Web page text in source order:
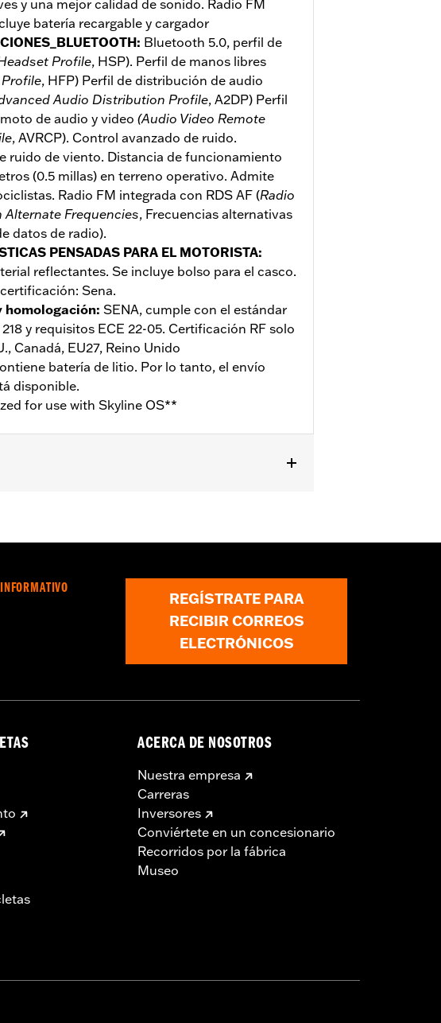
y una mejor calidad de sonido. Radio FM
batería recargable y cargador
: Bluetooth 5.0, perfil de
Profile, HSP). Perfil de manos libres
, HFP) Perfil de distribución de audio
Audio Distribution Profile, A2DP) Perfil
de audio y video (Audio Video Remote
, AVRCP). Control avanzado de ruido.
ruido de viento. Distancia de funcionamiento
(0.5 millas) en terreno operativo. Admite
Radio FM integrada con RDS AF (Radio
Alternate Frequencies, Frecuencias alternativas
datos de radio).
PENSADAS PARA EL MOTORISTA:
reflectantes. Se incluye bolso para el casco.
Sena.
homologación: SENA, cumple con el estándar
y requisitos ECE 22-05. Certificación RF solo
Canadá, EU27, Reino Unido
batería de litio. Por lo tanto, el envío
disponible.
for use with Skyline OS**
información
REGÍSTRATE PARA
RECIBIR CORREOS
ELECTRÓNICOS
ACERCA DE NOSOTROS
Nuestra empresa
Carreras
Inversores
Conviértete en un concesionario
Recorridos por la fábrica
Museo